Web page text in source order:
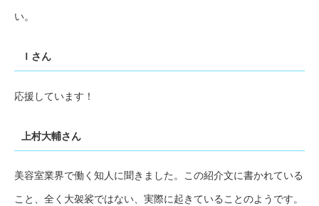
い。
Ｉさん
応援しています！
上村大輔さん
美容室業界で働く知人に聞きました。この紹介文に書かれている
こと、全く大袈裟ではない、実際に起きていることのようです。